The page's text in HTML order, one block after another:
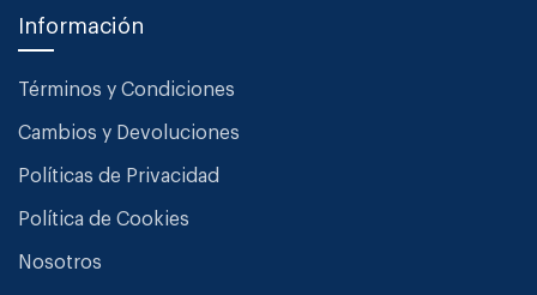
Información
Términos y Condiciones
Cambios y Devoluciones
Políticas de Privacidad
Política de Cookies
Nosotros